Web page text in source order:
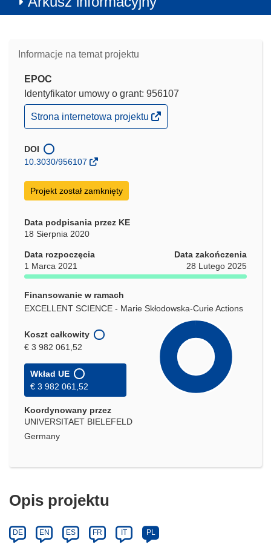
Informacje na temat projektu
EPOC
Identyfikator umowy o grant: 956107
(odnośnik
otworzy
w
nowym
Strona internetowa projektu
DOI
10.3030/956107
Projekt został zamknięty
Data podpisania przez KE
18 Sierpnia 2020
Data rozpoczęcia
1 Marca 2021
Data zakończenia
28 Lutego 2025
Finansowanie w ramach
EXCELLENT SCIENCE - Marie Skłodowska-Curie Actions
Koszt całkowity
€ 3 982 061,52
Wkład UE
€ 3 982 061,52
Koordynowany przez
UNIVERSITAET BIELEFELD
Germany
Opis projektu
DE EN ES FR IT PL